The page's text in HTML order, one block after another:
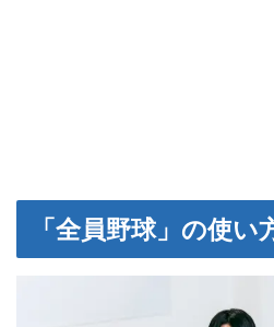
「全員野球」の使い